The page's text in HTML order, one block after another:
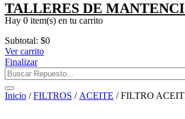
TALLERES DE
Hay 0 item(s) en tu carrito
Subtotal: $0
Ver carrito
Finalizar
Inicio /FILTROS / ACEITE / FILTRO